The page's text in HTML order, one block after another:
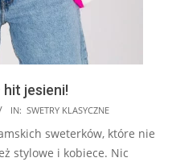
jesieni!
IN: SWETRY KLASYCZNE
sweterków, które nie
stylowe i kobiece. Nic